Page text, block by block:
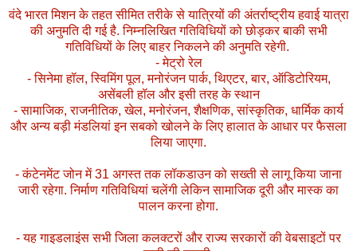
वंदे भारत मिशन के तहत सीमित तरीके से यात्रियों की अंतर्राष्ट्रीय हवाई यात्रा
की अनुमति दी गई है. निम्नलिखित गतिविधियों को छोड़कर बाकी सभी
गतिविधियों के लिए बाहर निकलने की अनुमति रहेगी.
- मेट्रो रेल
- सिनेमा हॉल, स्विमिंग पूल, मनोरंजन पार्क, थिएटर, बार, ऑडिटोरियम,
असेंबली हॉल और इसी तरह के स्थान
- सामाजिक, राजनीतिक, खेल, मनोरंजन, शैक्षणिक, सांस्कृतिक, धार्मिक कार्य
और अन्य बड़ी मंडलियां इन सबको खोलने के लिए हालात के आधार पर फैसला
लिया जाएगा.
- कंटेनमेंट जोन में 31 अगस्त तक लॉकडाउन को सख्ती से लागू किया जाना
जारी रहेगा. निर्माण गतिविधियां चलेंगी लेकिन सामाजिक दूरी और मास्क का
पालन करना होगा.
- यह गाइडलाइंस सभी जिला कलक्टरों और राज्य सरकारों की वेबसाइटों पर